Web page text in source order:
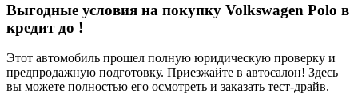
Выгодные условия на покупку Volkswagen Polo в
кредит до !
Этот автомобиль прошел полную юридическую проверку и
предпродажную подготовку. Приезжайте в автосалон! Здесь
вы можете полностью его осмотреть и заказать тест-драйв.